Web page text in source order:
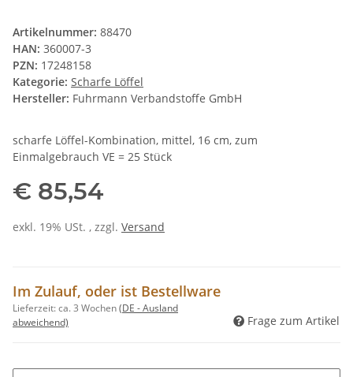
Artikelnummer: 88470
HAN: 360007-3
PZN: 17248158
Kategorie: Scharfe Löffel
Hersteller: Fuhrmann Verbandstoffe GmbH
scharfe Löffel-Kombination, mittel, 16 cm, zum
Einmalgebrauch VE = 25 Stück
€ 85,54
exkl. 19% USt. , zzgl. Versand
Im Zulauf, oder ist Bestellware
Lieferzeit:ca. 3 Wochen(DE - Ausland
abweichend)
Frage zum Artikel